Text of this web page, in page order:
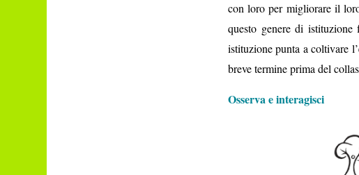
con loro per migliorare il
questo genere di
istituzione punta a coltivare
breve termine prima del
Osserva e interagisci